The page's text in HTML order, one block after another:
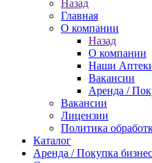
Назад
Главная
О компании
Назад
О компании
Наши
Вакансии
Аренда /
Вакансии
Лицензии
Политика
Каталог
Аренда / Покупка